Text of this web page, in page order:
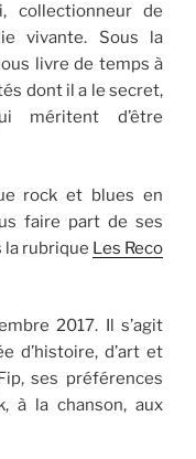
collectionneur de
vivante. Sous la
livre de temps à
dont il a le secret,
méritent d’être
rock et blues en
faire part de ses
la rubrique Les Reco
2017. Il s’agit
d’histoire, d’art et
ses préférences
à la chanson, aux